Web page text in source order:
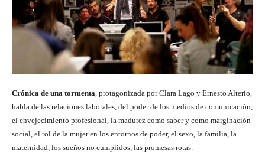
Crónica de una tormenta, protagonizada por Clara Lago y Ernesto Alterio,
habla de las relaciones laborales, del poder de los medios de comunicación,
el envejecimiento profesional, la madurez como saber y como marginación
social, el rol de la mujer en los entornos de poder, el sexo, la familia, la
maternidad, los sueños no cumplidos, las promesas rotas.